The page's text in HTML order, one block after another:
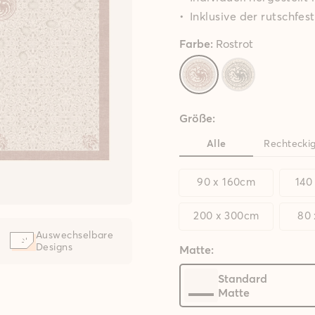
Auswechselbare
Designs
Inklusive der
Farbe: Rostrot
Größe:
Alle
90 x 160cm
200 x 300cm 80
Matte:
Standard
Matte